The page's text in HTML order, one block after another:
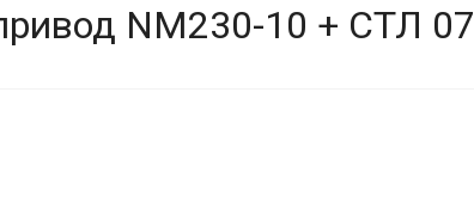
NM230-10 + СТЛ 07